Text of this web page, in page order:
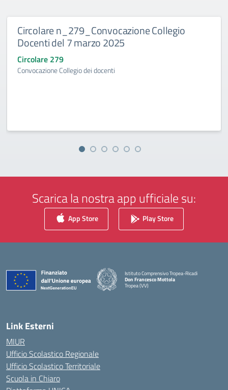
Circolare n_279_Convocazione Collegio
Docenti del 7 marzo 2025
Circolare 279
Convocazione Collegio dei docenti
Scarica la nostra app ufficiale su:
App Store Play Store
Istituto Comprensivo Tropea-Ricadi
Don Francesco Mottola
Tropea (VV)
— Visita la pagina iniziale della scuola
Link Esterni
MIUR
Ufficio Scolastico Regionale
Ufficio Scolastico Territoriale
Scuola in Chiaro